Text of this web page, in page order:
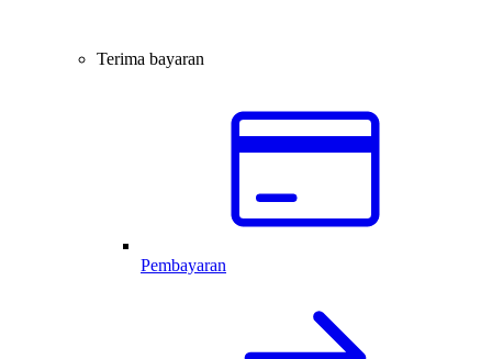
Terima bayaran
Pembayaran